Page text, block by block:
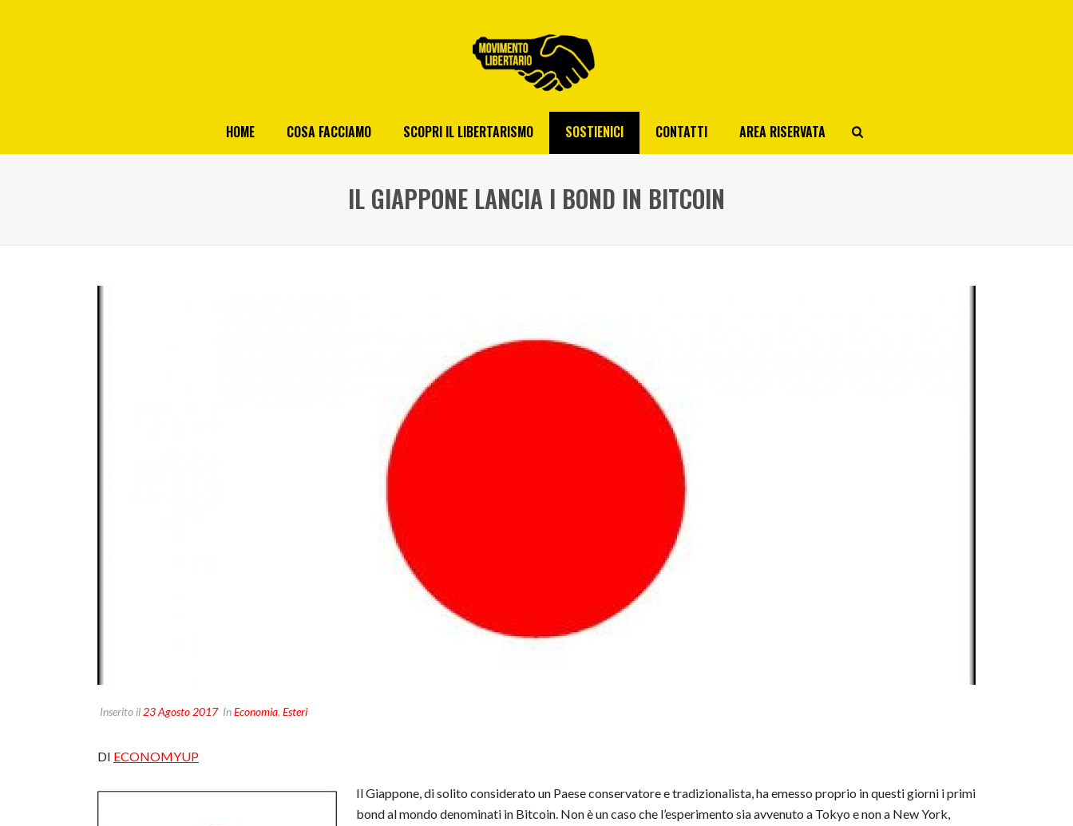
HOME COSA FACCIAMO SCOPRI IL LIBERTARISMO SOSTIENICI CONTATTI AREA RISERVATA
IL GIAPPONE LANCIA I BOND IN BITCOIN
Inserito il 23 Agosto 2017 InEconomia, Esteri
DI ECONOMYUP
Il Giappone, di solito considerato un Paese conservatore e tradizionalista, ha emesso proprio in questi giorni i primi
bond al mondo denominati in Bitcoin. Non è un caso che l’esperimento sia avvenuto a Tokyo e non a New York,